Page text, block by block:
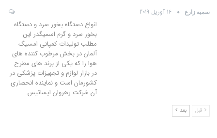
سمیه زارع 16 آوریل 2019
انواع دستگاه بخور سرد و دستگاه
بخور سرد و گرم امسیگدر این
مطلب تولیدات کمپانی امسیگ
آلمان در بخش مرطوب کننده های
هوا را که یکی از برند های مطرح
در بازار لوازم و تجهیزات پزشکی در
کشورمان است و نماینده انحصاری
آن شرکت رهروان ایساتیس…
قبل بعد